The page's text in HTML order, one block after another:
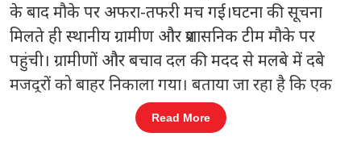
के बाद मौके पर अफरा-तफरी मच गई।घटना की सूचना
मिलते ही स्थानीय ग्रामीण और प्रशासनिक टीम मौके पर
पहुंची। ग्रामीणों और बचाव दल की मदद से मलबे में दबे
मजदूरों को बाहर निकाला गया। बताया जा रहा है कि एक
मजदूर करीब ढाई घंटे तक मलबे में फंसा रहा, जिसे काफी
मशक्कत के बाद सुरक्षित बाहर निकाला गया।
Read More